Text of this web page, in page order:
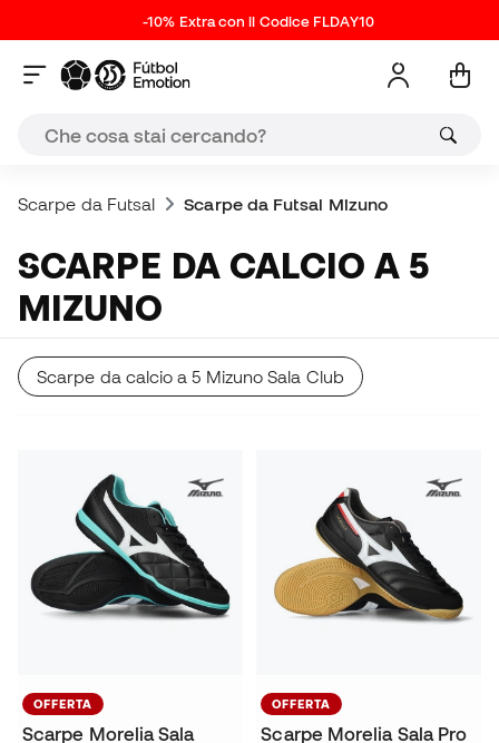
-10% Extra con il Codice FLDAY10
Scarpe da Futsal Scarpe da Futsal Mizuno
SCARPE DA CALCIO A 5
MIZUNO
Scarpe da calcio a 5 Mizuno Sala Club
OFFERTA
Scarpe Morelia Sala
OFFERTA
Scarpe Morelia Sala Pro